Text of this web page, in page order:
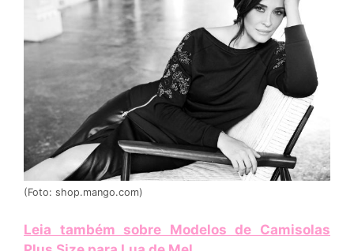
(Foto: shop.mango.com)
Leia também sobre Modelos de Camisolas